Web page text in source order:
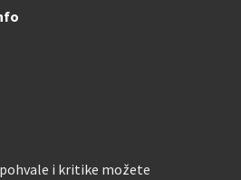
i kritike možete